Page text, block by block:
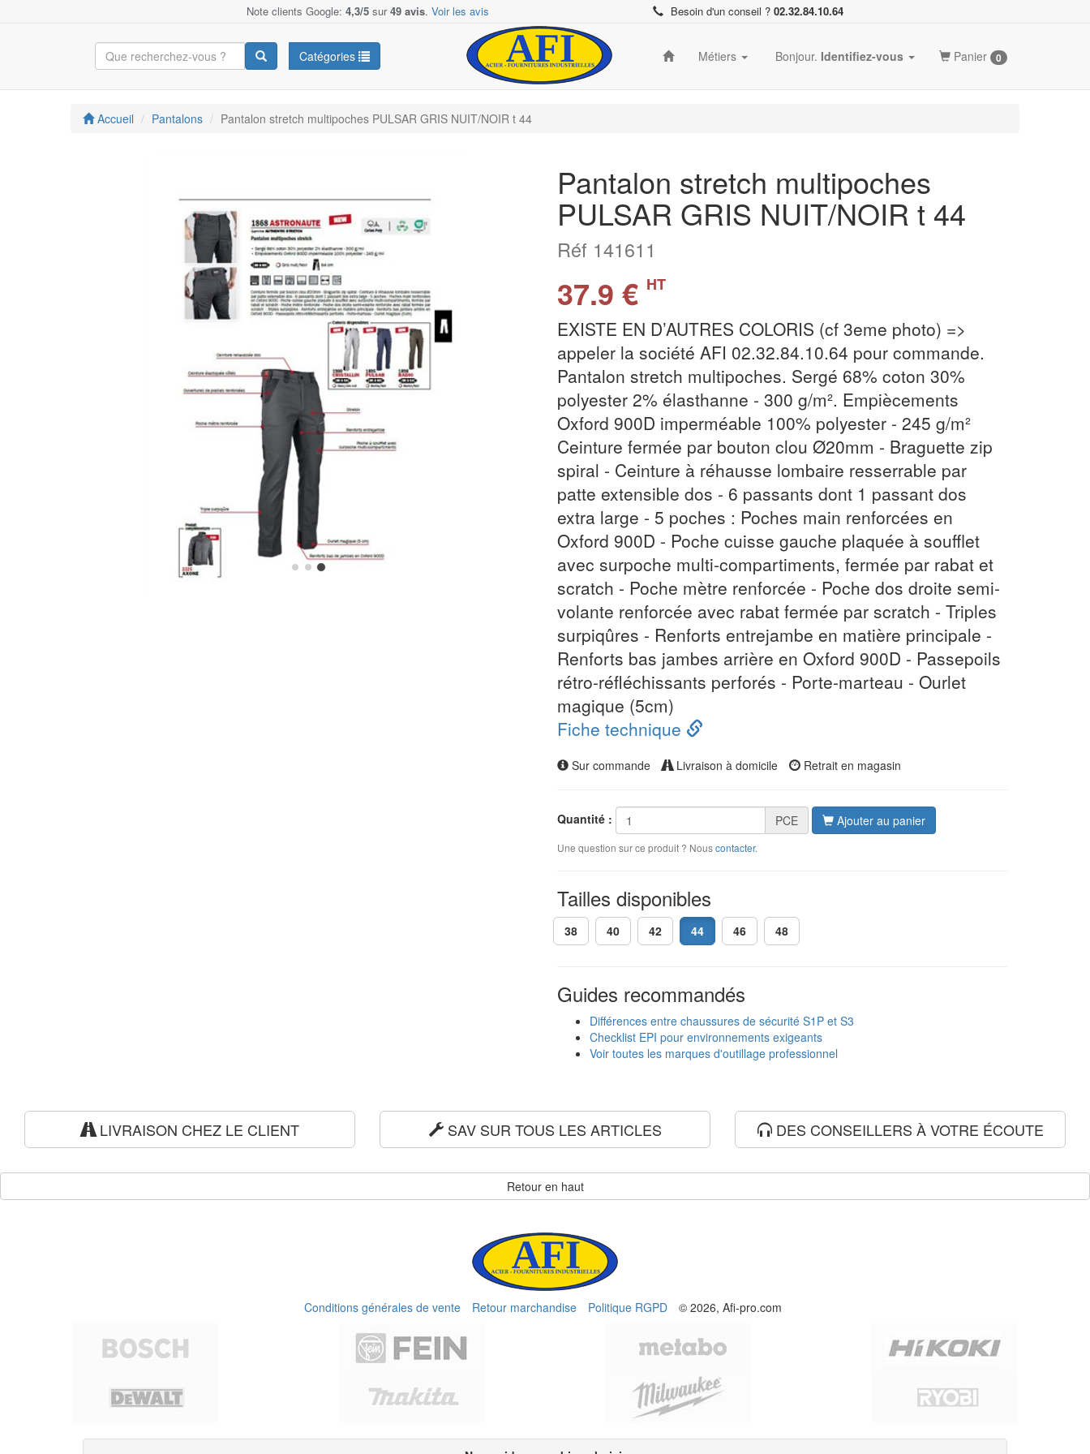
Note clients Google: 4,3/5 sur49 avis. Voir les avis Besoin d'un conseil ? 02.32.84.10.64
Catégories Métiers Bonjour. Identifiez-vous Panier 0
Accueil Pantalons Pantalon stretch multipoches PULSAR GRIS NUIT/NOIR t 44
Pantalon stretch multipoches
PULSAR GRIS NUIT/NOIR t 44
Réf 141611
37.9 € HT
EXISTE EN D’AUTRES COLORIS (cf 3eme photo) =>
appeler la société AFI 02.32.84.10.64 pour commande.
Pantalon stretch multipoches. Sergé 68% coton 30%
polyester 2% élasthanne - 300 g/m². Empiècements
Oxford 900D imperméable 100% polyester - 245 g/m²
Ceinture fermée par bouton clou Ø20mm - Braguette zip
spiral - Ceinture à réhausse lombaire resserrable par
patte extensible dos - 6 passants dont 1 passant dos
extra large - 5 poches : Poches main renforcées en
Oxford 900D - Poche cuisse gauche plaquée à soufflet
avec surpoche multi-compartiments, fermée par rabat et
scratch - Poche mètre renforcée - Poche dos droite semi-
volante renforcée avec rabat fermée par scratch - Triples
surpiqûres - Renforts entrejambe en matière principale -
Renforts bas jambes arrière en Oxford 900D - Passepoils
rétro-réfléchissants perforés - Porte-marteau - Ourlet
magique (5cm)
Fiche technique
Sur commande Livraison à domicile Retrait en magasin
Quantité : PCE Ajouter au panier
Une question sur ce produit ? Nouscontacter.
Tailles disponibles
38 40 42 44 46 48
Guides recommandés
Différences entre chaussures de sécurité S1P et S3
Checklist EPI pour environnements exigeants
Voir toutes les marques d'outillage professionnel
LIVRAISON CHEZ LE CLIENT SAV SUR TOUS LES ARTICLES DES CONSEILLERS À VOTRE ÉCOUTE
Retour en haut
Conditions générales de vente Retour marchandise Politique RGPD © 2026, Afi-pro.com